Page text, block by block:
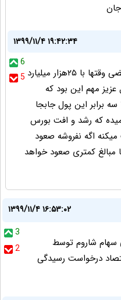
۱۳۹۹/۱۱/۴ ۱۹:۴۲:۳۴
6
5 دوست عزیز مهم مبلغ نیست بعضی وقتها با ۲۵هزار میلیارد
عزیز مهم این بود که
برابر این پول جابجا
که رشد و افت بورس
اگه نفروشه صعود
مبالغ کمتری صعود خواهد
۱۳۹۹/۱۱/۴ ۱۶:۵۳:۰۲
3
2
سهام شاروم توسط
درخواست رسیدگی